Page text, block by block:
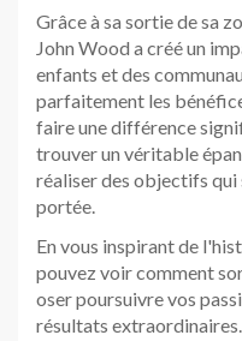
Grâce à sa sortie de sa
John Wood a créé un
enfants et des
parfaitement les
faire une différence
trouver un véritable
réaliser des objectifs
portée.
En vous inspirant de
pouvez voir comment
oser poursuivre vos
résultats extraordinaires.